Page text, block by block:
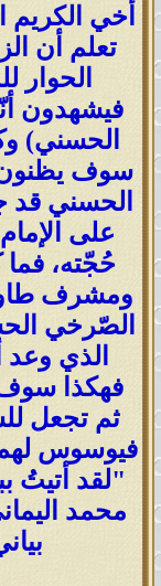
أخي الكريم
تعلم أن
الحوار
فيشهدون
الحسني)
سوف يظنون
الحسني قد
على
حُجّته،
ومشرف
الصّرخي
الذي
فهكذا سوف
ثم تجعل
فيوسوس لهم
"لقد أتيتُ
محمد